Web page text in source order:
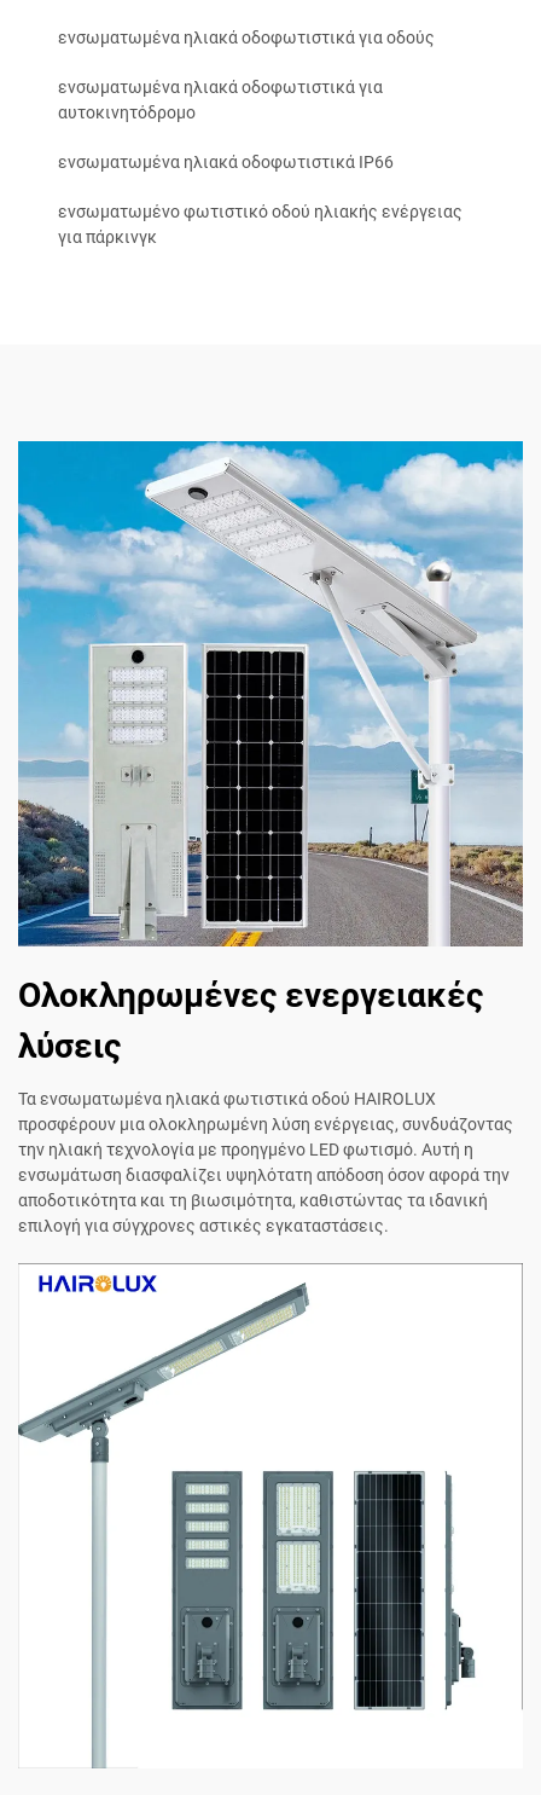
ενσωματωμένα ηλιακά οδοφωτιστικά για οδούς
ενσωματωμένα ηλιακά οδοφωτιστικά για
αυτοκινητόδρομο
ενσωματωμένα ηλιακά οδοφωτιστικά IP66
ενσωματωμένο φωτιστικό οδού ηλιακής ενέργειας
για πάρκινγκ
Ολοκληρωμένες ενεργειακές
λύσεις
Τα ενσωματωμένα ηλιακά φωτιστικά οδού HAIROLUX
προσφέρουν μια ολοκληρωμένη λύση ενέργειας, συνδυάζοντας
την ηλιακή τεχνολογία με προηγμένο LED φωτισμό. Αυτή η
ενσωμάτωση διασφαλίζει υψηλότατη απόδοση όσον αφορά την
αποδοτικότητα και τη βιωσιμότητα, καθιστώντας τα ιδανική
επιλογή για σύγχρονες αστικές εγκαταστάσεις.